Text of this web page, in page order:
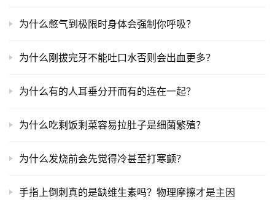
为什么憋气到极限时身体会强制你呼吸？
为什么刚拔完牙不能吐口水否则会出血更多？
为什么有的人耳垂分开而有的连在一起？
为什么吃剩饭剩菜容易拉肚子是细菌繁殖？
为什么发烧前会先觉得冷甚至打寒颤？
手指上倒刺真的是缺维生素吗？物理摩擦才是主因